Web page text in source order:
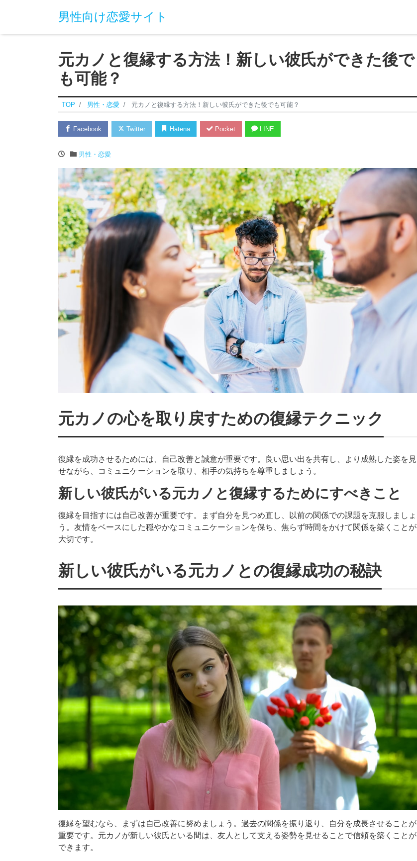
男性向け恋愛サイト
元カノと復縁する方法！新しい彼氏ができた後で
も可能？
TOP 男性・恋愛 元カノと復縁する方法！新しい彼氏ができた後でも可能？
Facebook Twitter Hatena Pocket LINE
男性・恋愛
元カノの心を取り戻すための復縁テクニック
復縁を成功させるためには、自己改善と誠意が重要です。良い思い出を共有し、より成熟した姿を見
せながら、コミュニケーションを取り、相手の気持ちを尊重しましょう。
新しい彼氏がいる元カノと復縁するためにすべきこと
復縁を目指すには自己改善が重要です。まず自分を見つめ直し、以前の関係での課題を克服しましょ
う。友情をベースにした穏やかなコミュニケーションを保ち、焦らず時間をかけて関係を築くことが
大切です。
新しい彼氏がいる元カノとの復縁成功の秘訣
復縁を望むなら、まずは自己改善に努めましょう。過去の関係を振り返り、自分を成長させることが
重要です。元カノが新しい彼氏といる間は、友人として支える姿勢を見せることで信頼を築くことが
できます。